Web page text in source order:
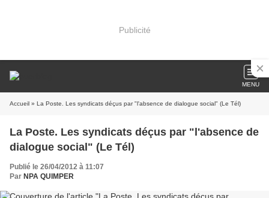
Publicité
MENU
Accueil » La Poste. Les syndicats déçus par "l'absence de dialogue social" (Le Tél)
La Poste. Les syndicats déçus par "l'absence de
dialogue social" (Le Tél)
Publié le 26/04/2012 à 11:07
Par NPA QUIMPER